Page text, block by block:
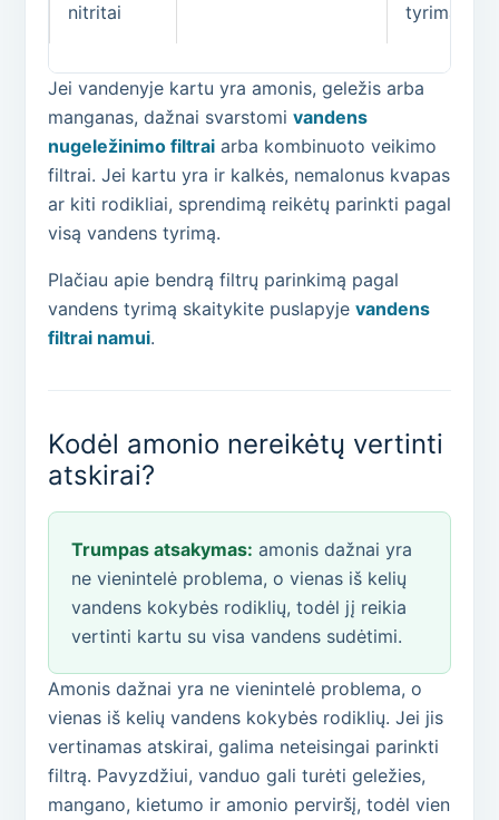
nitritai
tyrimą.
Jei vandenyje kartu yra amonis, geležis arba
manganas, dažnai svarstomi vandens
nugeležinimo filtrai arba kombinuoto veikimo
filtrai. Jei kartu yra ir kalkės, nemalonus kvapas
ar kiti rodikliai, sprendimą reikėtų parinkti pagal
visą vandens tyrimą.
Plačiau apie bendrą filtrų parinkimą pagal
vandens tyrimą skaitykite puslapyje vandens
filtrai namui.
Kodėl amonio nereikėtų vertinti
atskirai?
Trumpas atsakymas: amonis dažnai yra
ne vienintelė problema, o vienas iš kelių
vandens kokybės rodiklių, todėl jį reikia
vertinti kartu su visa vandens sudėtimi.
Amonis dažnai yra ne vienintelė problema, o
vienas iš kelių vandens kokybės rodiklių. Jei jis
vertinamas atskirai, galima neteisingai parinkti
filtrą. Pavyzdžiui, vanduo gali turėti geležies,
mangano, kietumo ir amonio perviršį, todėl vien